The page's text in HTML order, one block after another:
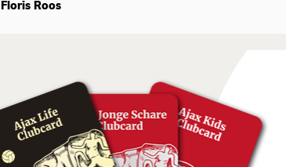
Floris Roos